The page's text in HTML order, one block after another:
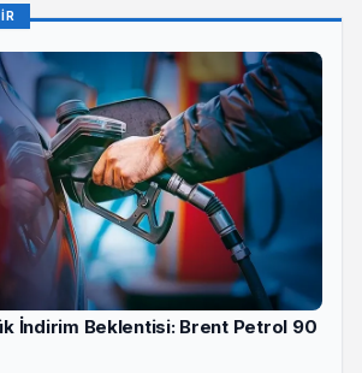
İndirim Beklentisi: Brent Petrol 90